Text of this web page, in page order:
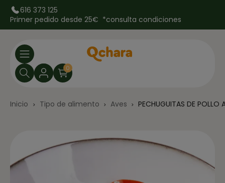
616 373 125
Primer pedido desde 25€ *consulta condiciones
0
Inicio Tipo de alimento Aves PECHUGUITAS DE POLLO